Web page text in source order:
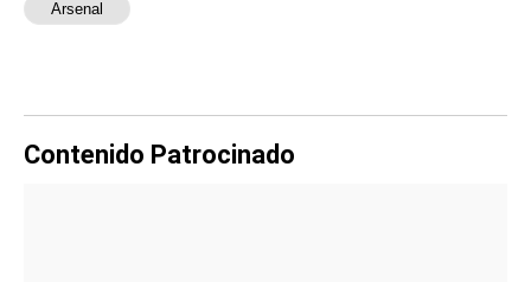
Arsenal
Contenido Patrocinado